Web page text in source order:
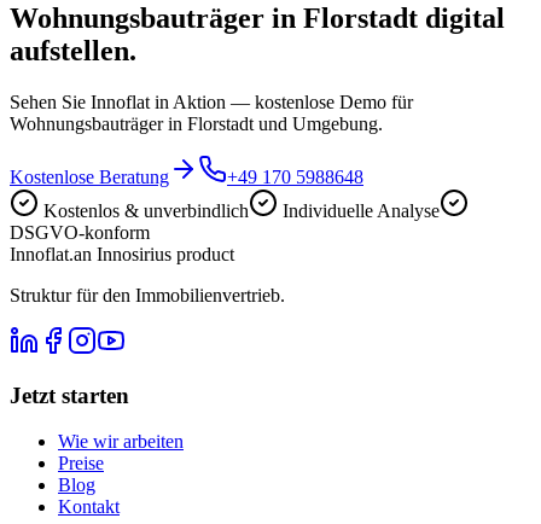
Wohnungsbauträger in Florstadt digital
aufstellen.
Sehen Sie Innoflat in Aktion — kostenlose Demo für
Wohnungsbauträger in Florstadt und Umgebung.
Kostenlose Beratung
+49 170 5988648
Kostenlos & unverbindlich
Individuelle Analyse
DSGVO-konform
Innoflat.an Innosirius product
Struktur für den Immobilienvertrieb.
Jetzt starten
Wie wir arbeiten
Preise
Blog
Kontakt